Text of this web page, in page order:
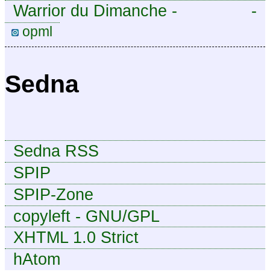
-
Warrior du Dimanche -
Publication à caractère
intermittent, approximatif et
opml
Sedna
Sedna RSS
SPIP
SPIP-Zone
copyleft - GNU/GPL
XHTML 1.0 Strict
hAtom